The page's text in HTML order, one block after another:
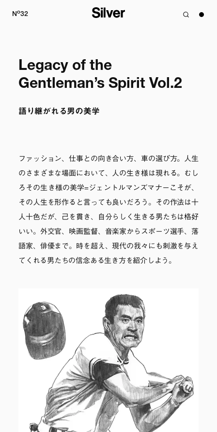
No32
Legacy of the
Gentleman’s Spirit Vol.2
語り継がれる男の美学
ファッション、仕事との向き合い方、車の選び方。人生
のさまざまな場面において、人の生き様は現れる。むし
ろその生き様の美学=ジェントルマンズマナーこそが、
その人生を形作ると言っても良いだろう。その作法は十
人十色だが、己を貫き、自分らしく生きる男たちは格好
いい。外交官、映画監督、音楽家からスポーツ選手、落
語家、俳優まで。時を超え、現代の我々にも刺激を与え
てくれる男たちの信念ある生き方を紹介しよう。